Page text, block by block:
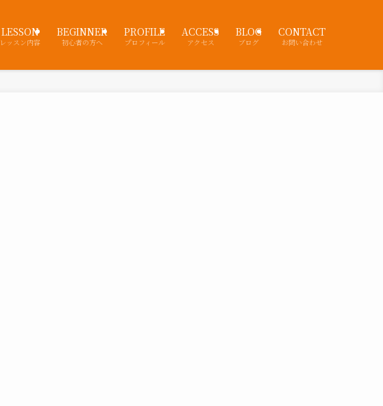
LESSON
レッスン内容
BEGINNER
初心者の方へ
PROFILE
プロフィール
ACCESS
アクセス
BLOG
ブログ
CONTACT
お問い合わせ